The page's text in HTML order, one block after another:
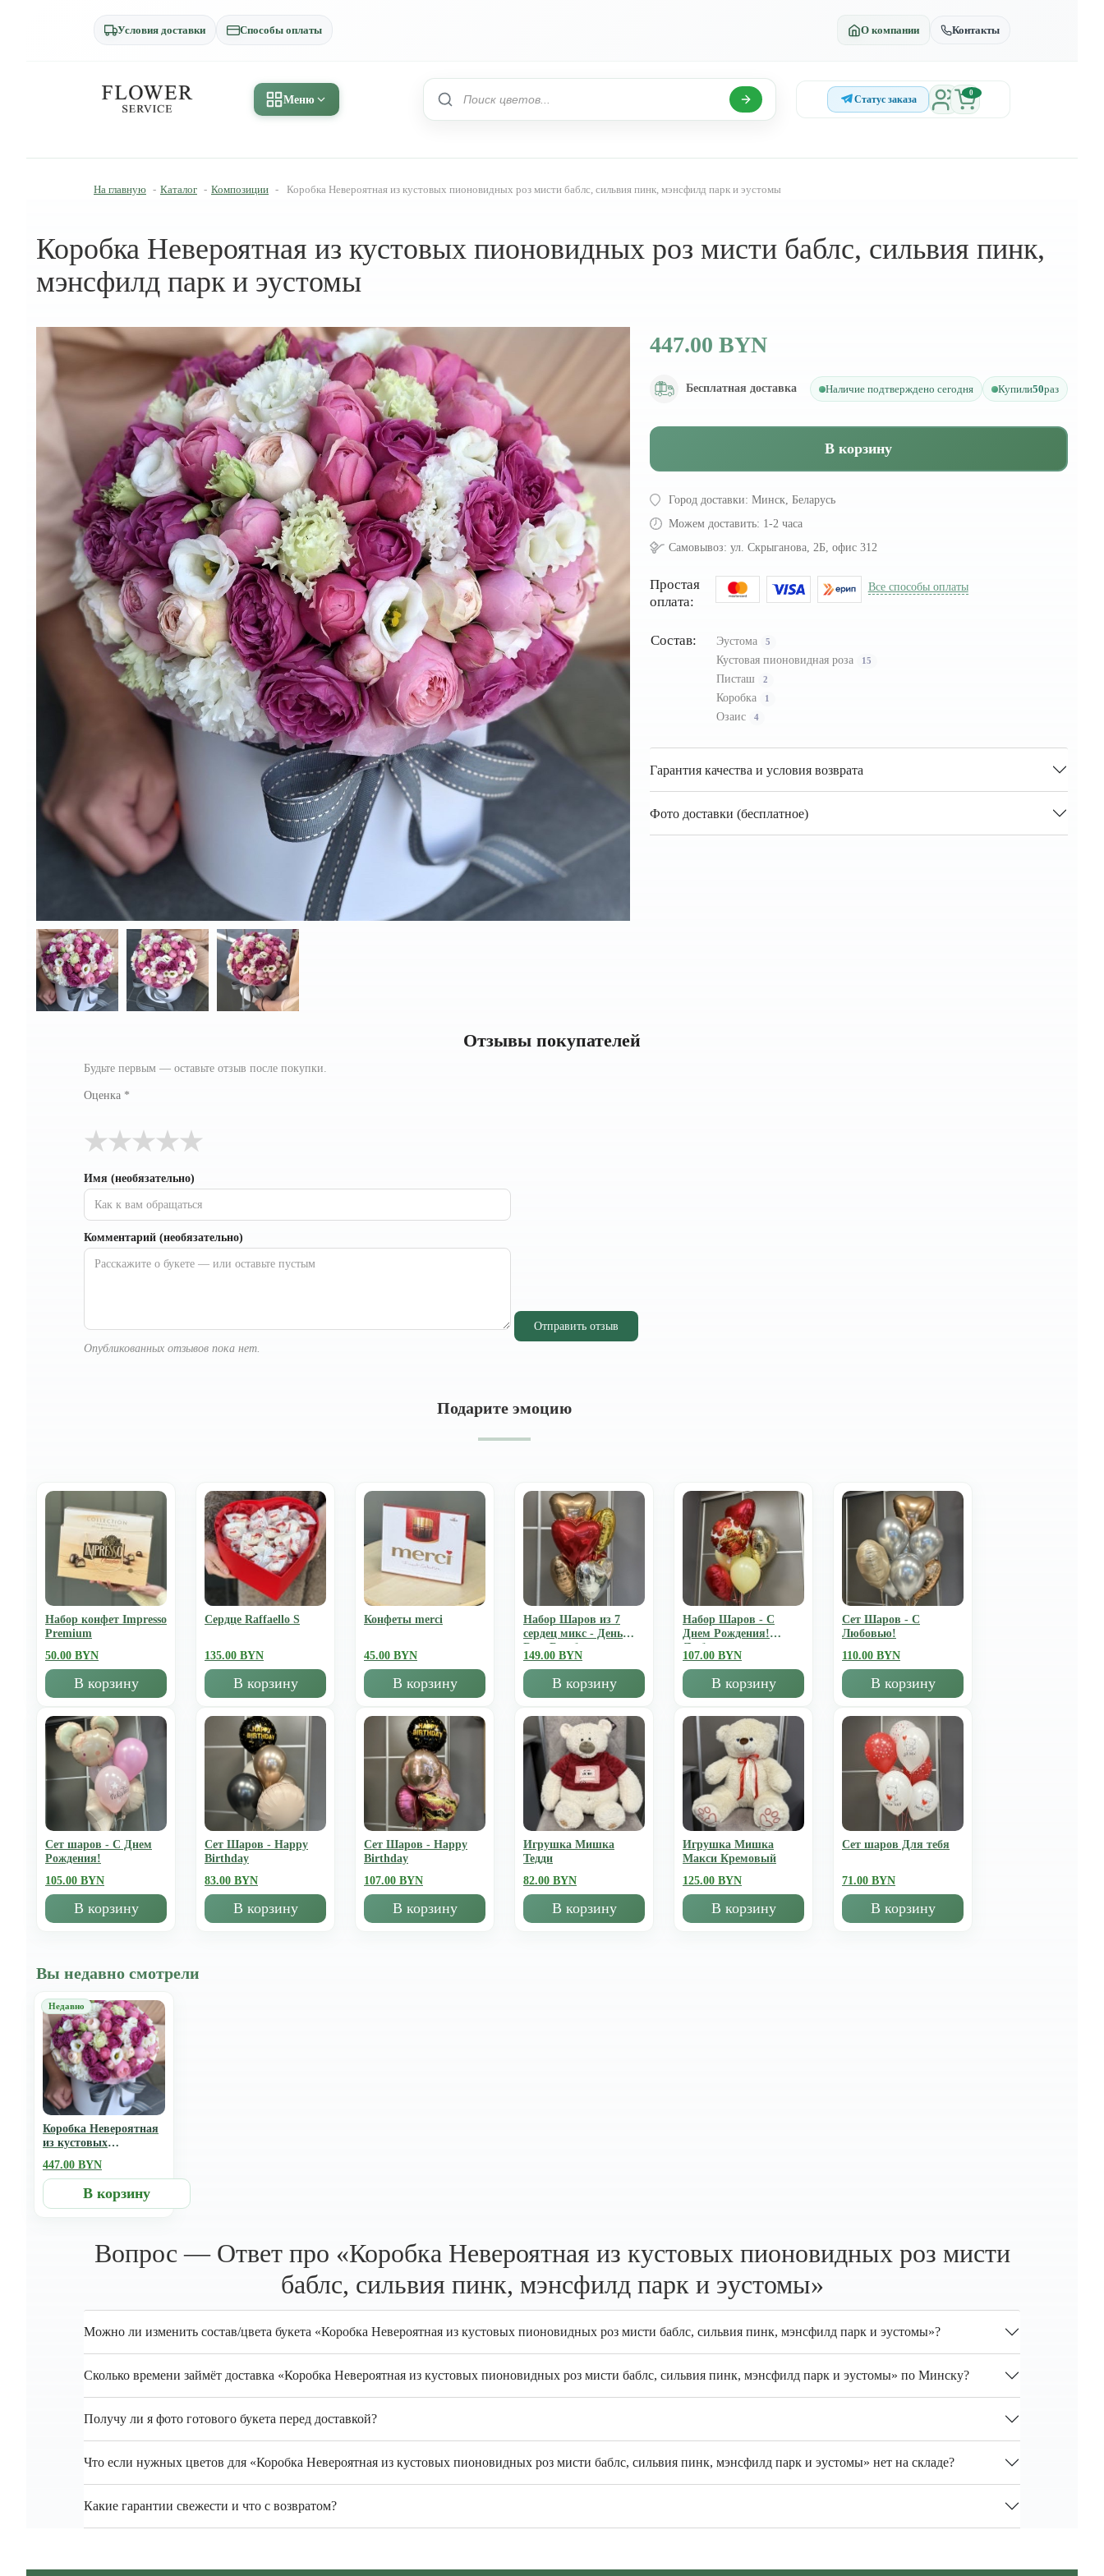
Условия доставки Способы оплаты О компании Контакты
Меню Статус заказа
0
На главную - Каталог - Композиции - Коробка Невероятная из кустовых пионовидных роз мисти баблс, сильвия пинк, мэнсфилд парк и эустомы
Коробка Невероятная из кустовых пионовидных роз мисти баблс, сильвия пинк,
мэнсфилд парк и эустомы
447.00 BYN
Бесплатная доставка Наличие подтверждено сегодня Купили50раз
В корзину
Город доставки: Минск, Беларусь
Можем доставить: 1-2 часа
Самовывоз: ул. Скрыганова, 2Б, офис 312
Простая
оплата:
Все способы оплаты
Состав: Эустома 5
Кустовая пионовидная роза 15
Писташ 2
Коробка 1
Озаис 4
Гарантия качества и условия возврата
Фото доставки (бесплатное)
Отзывы покупателей
Будьте первым — оставьте отзыв после покупки.
Оценка *
★
★
★
★
★
Имя (необязательно)
Комментарий (необязательно)
Отправить отзыв
Опубликованных отзывов пока нет.
Подарите эмоцию
Набор конфет Impresso
Premium
50.00 BYN
В корзину
Сердце Raffaello S
135.00 BYN
В корзину
Конфеты merci
45.00 BYN
В корзину
Набор Шаров из 7
сердец микс - День
Всех Влюбленных
149.00 BYN
В корзину
Набор Шаров - С
Днем Рождения!
Люблю
107.00 BYN
В корзину
Сет Шаров - С
Любовью!
110.00 BYN
В корзину
Сет шаров - С Днем
Рождения!
105.00 BYN
В корзину
Сет Шаров - Happy
Birthday
83.00 BYN
В корзину
Сет Шаров - Happy
Birthday
107.00 BYN
В корзину
Игрушка Мишка
Тедди
82.00 BYN
В корзину
Игрушка Мишка
Mакси Кремовый
125.00 BYN
В корзину
Сет шаров Для тебя
71.00 BYN
В корзину
Вы недавно смотрели
Коробка Невероятная
из кустовых
мисти баблс, сильвия
пинк, мэнсфилд парк
и эустомы
447.00 BYN
В корзину
Вопрос — Ответ про «Коробка Невероятная из кустовых пионовидных роз мисти
баблс, сильвия пинк, мэнсфилд парк и эустомы»
Можно ли изменить состав/цвета букета «Коробка Невероятная из кустовых пионовидных роз мисти баблс, сильвия пинк, мэнсфилд парк и эустомы»?
Сколько времени займёт доставка «Коробка Невероятная из кустовых пионовидных роз мисти баблс, сильвия пинк, мэнсфилд парк и эустомы» по Минску?
Получу ли я фото готового букета перед доставкой?
Что если нужных цветов для «Коробка Невероятная из кустовых пионовидных роз мисти баблс, сильвия пинк, мэнсфилд парк и эустомы» нет на складе?
Какие гарантии свежести и что с возвратом?